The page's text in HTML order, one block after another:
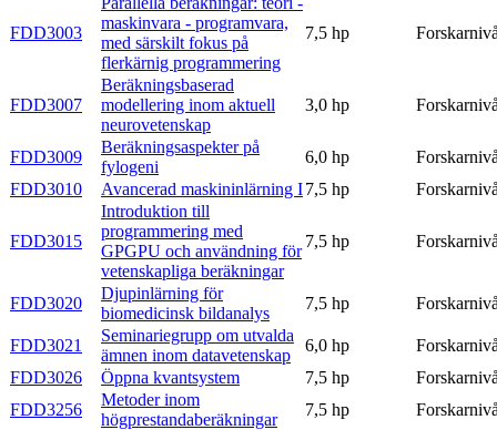
FDD3003
maskinvara - programvara,
med särskilt fokus på
flerkärnig programmering
7,5 hp
FDD3007
Beräkningsbaserad
modellering inom aktuell
neurovetenskap
3,0 hp
FDD3009
Beräkningsaspekter på
fylogeni
6,0 hp
FDD3010
Avancerad maskininlärning I7,5 hp
FDD3015
Introduktion till
programmering med
GPGPU och användning för
vetenskapliga beräkningar
7,5 hp
FDD3020
Djupinlärning för
biomedicinsk bildanalys
7,5 hp
FDD3021
Seminariegrupp om utvalda
ämnen inom datavetenskap
6,0 hp
FDD3026
Öppna kvantsystem 7,5 hp
FDD3256
Metoder inom
högprestandaberäkningar
7,5 hp